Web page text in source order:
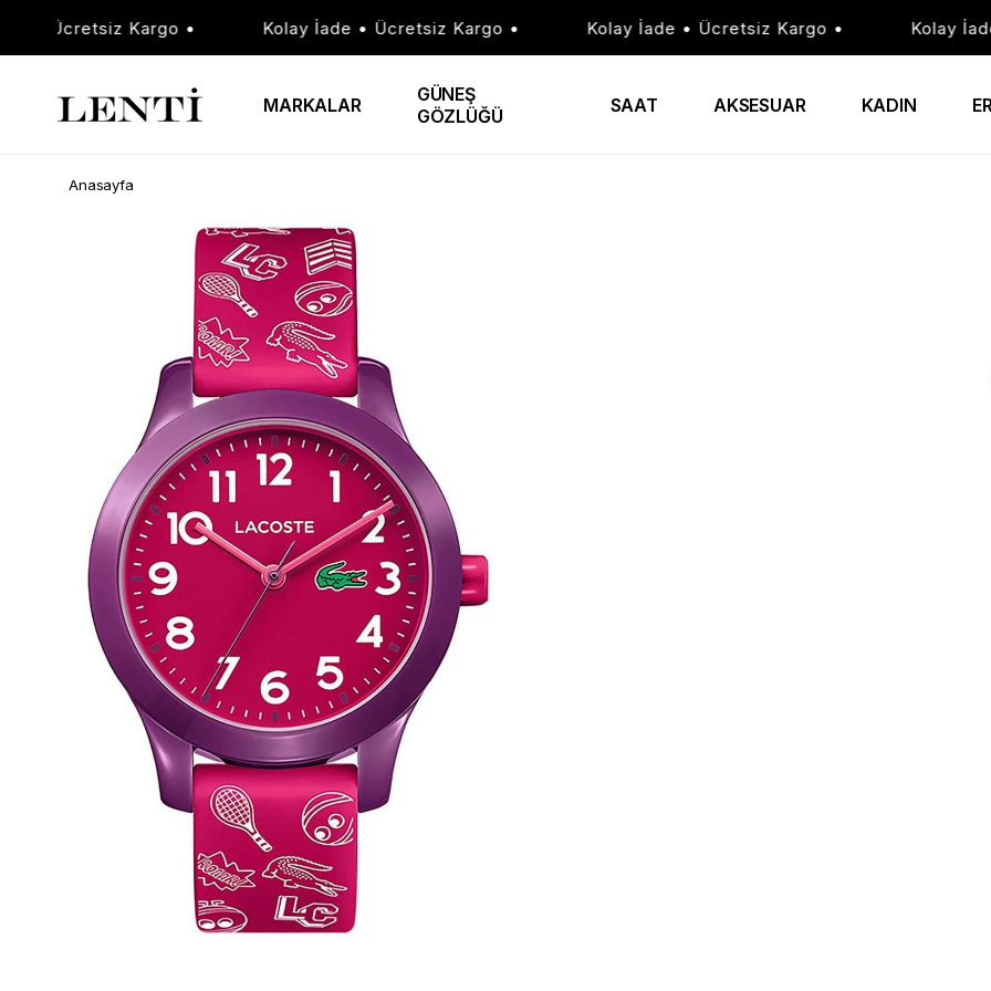
• Ücretsiz Kargo • Kolay İade • Ücretsiz Kargo • Kolay İade • Ücretsiz Kargo • Kolay İade
MARKALAR
GÜNEŞ
GÖZLÜĞÜ
SAAT AKSESUAR KADIN
Anasayfa